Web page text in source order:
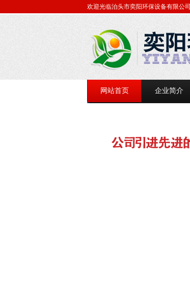
欢迎光临泊头市奕阳环保设备有限公司
网站首页 企业简介